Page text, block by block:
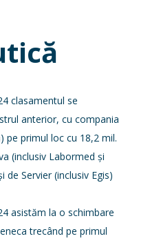
clasamentul se
anterior, cu compania
pe primul loc cu 18,2 mil.
(inclusiv Labormed și
de Servier (inclusiv Egis)
asistăm la o schimbare
trecând pe primul